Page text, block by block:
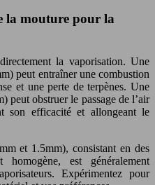
la mouture pour la
la vaporisation. Une
peut entraîner une combustion
et une perte de terpènes. Une
peut obstruer le passage de l’air
son efficacité et allongeant le
et 1.5mm), consistant en des
est généralement
Expérimentez pour